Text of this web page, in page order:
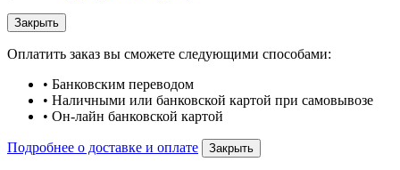
Закрыть
Оплатить заказ вы сможете следующими способами:
• Банковским переводом
• Наличными или банковской картой при самовывозе
• Он-лайн банковской картой
Подробнее о доставке и оплате Закрыть